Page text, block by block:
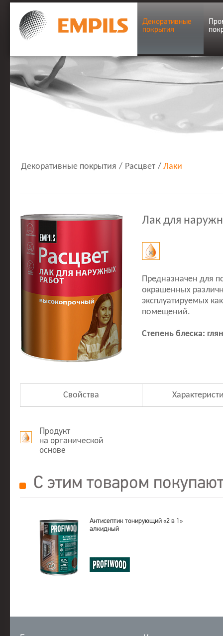
Декоративные
покрытия
Декоративные покрытия / Расцвет /Лаки
Лак для
Предназначен для
окрашенных
эксплуатируемых
помещений.
Степень блеска:
Свойства
Продукт
на органической
основе
С этим товаром
Антисептик тонирующий «2 в 1»
алкидный